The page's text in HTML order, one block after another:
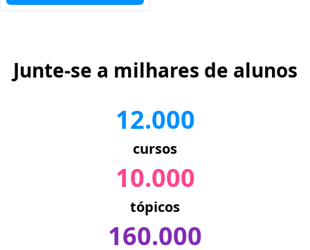
Junte-se a milhares de alunos
12.000
cursos
10.000
tópicos
160.000